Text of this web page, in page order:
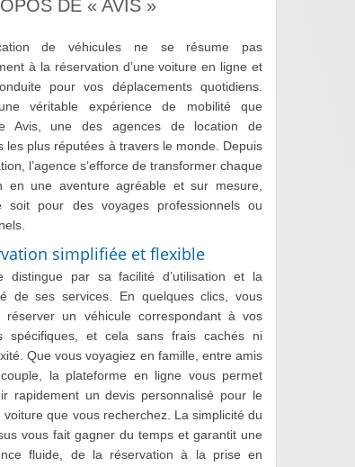
DE « AVIS »
de véhicules ne se résume pas
à la réservation d’une voiture en ligne et
pour vos déplacements quotidiens.
véritable expérience de mobilité que
Avis, une des agences de location de
les plus réputées à travers le monde. Depuis
l’agence s’efforce de transformer chaque
en une aventure agréable et sur mesure,
soit pour des voyages professionnels ou
simplifiée et flexible
distingue par sa facilité d’utilisation et la
de ses services. En quelques clics, vous
réserver un véhicule correspondant à vos
spécifiques, et cela sans frais cachés ni
Que vous voyagiez en famille, entre amis
la plateforme en ligne vous permet
rapidement un devis personnalisé pour le
voiture que vous recherchez. La simplicité du
vous fait gagner du temps et garantit une
fluide, de la réservation à la prise en